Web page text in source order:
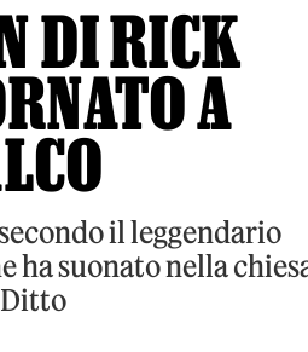
DI RICK
A
il leggendario
ha suonato nella
Ditto